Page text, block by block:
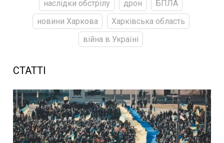
наслідки обстрілу дрон
БПЛА
новини Харкова
Харківська область
війна в Україні
СТАТТІ